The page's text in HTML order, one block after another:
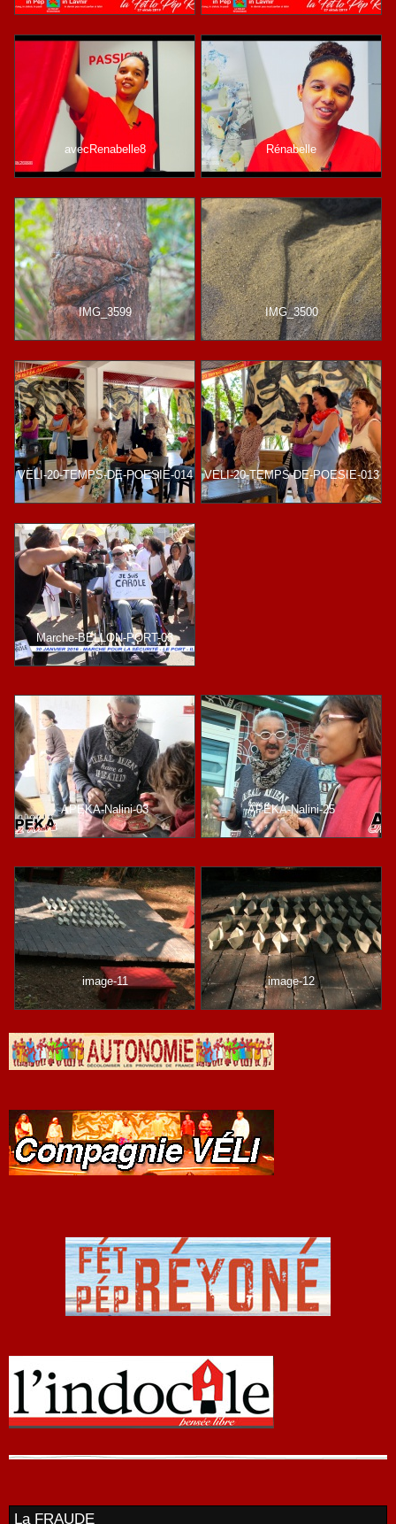
avecRenabelle8 Rénabelle
IMG_3599 IMG_3500
VELI-20-TEMPS-DE-POESIE-014 VELI-20-TEMPS-DE-POESIE-013
Marche-BELLON-PORT-03
APEKA-Nalini-03 APEKA-Nalini-25
image-11 image-12
La FRAUDE